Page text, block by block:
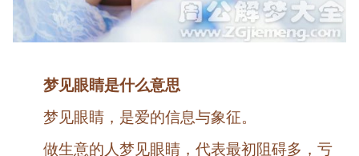
梦见眼睛是什么意思
梦见眼睛，是爱的信息与象征。
做生意的人梦见眼睛，代表最初阻碍多，亏